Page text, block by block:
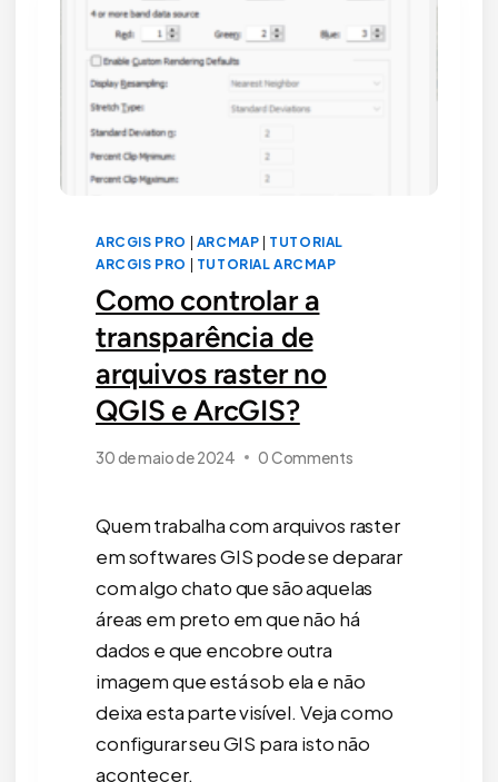
ARCGIS PRO ARCMAP
TUTORIAL
ARCGIS PRO
TUTORIAL ARCMAP
Como controlar a
transparência de
arquivos raster no
QGIS e ArcGIS?
30 de maio de 2024 0 Comments
Quem trabalha com arquivos raster
em softwares GIS pode se deparar
com algo chato que são aquelas
áreas em preto em que não há
dados e que encobre outra
imagem que está sob ela e não
deixa esta parte visível. Veja como
configurar seu GIS para isto não
acontecer.